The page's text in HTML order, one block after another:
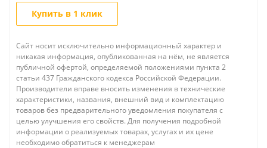
Купить в 1 клик
Сайт носит исключительно информационный характер и
никакая информация, опубликованная на нём, не является
публичной офертой, определяемой положениями пункта 2
статьи 437 Гражданского кодекса Российской Федерации.
Производители вправе вносить изменения в технические
характеристики, названия, внешний вид и комплектацию
товаров без предварительного уведомления покупателя с
целью улучшения его свойств. Для получения подробной
информации о реализуемых товарах, услугах и их цене
необходимо обратиться к менеджерам